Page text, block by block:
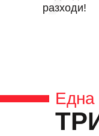
разходи!